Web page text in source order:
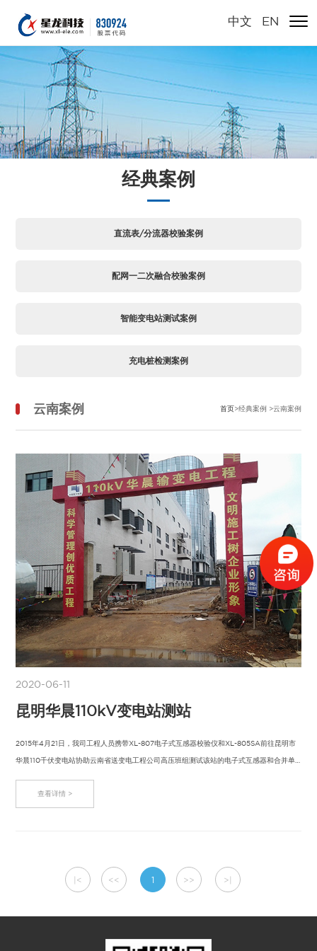
中文 EN
经典案例
直流表/分流器校验案例
配网一二次融合校验案例
智能变电站测试案例
充电桩检测案例
云南案例 首页>经典案例 >云南案例
2020-06-11
昆明华晨110kV变电站测站
2015年4月21日，我司工程人员携带XL-807电子式互感器校验仪和XL-805SA前往昆明市
华晨110千伏变电站协助云南省送变电工程公司高压班组测试该站的电子式互感器和合并单
查看详情 >
|< << 1 >> >|